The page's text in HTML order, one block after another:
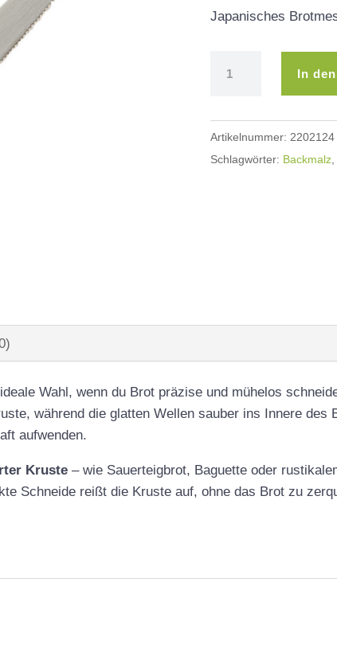
Japanisches
Menge
In
Artikelnummer: 2202124
Schlagwörter: Backmalz,
Wahl, wenn du Brot präzise und mühelos
während die glatten Wellen sauber ins Innere des
aufwenden.
Kruste – wie Sauerteigbrot, Baguette oder
Schneide reißt die Kruste auf, ohne das Brot zu